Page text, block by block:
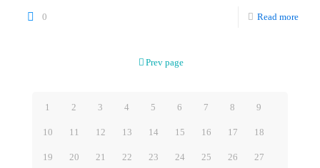
0 Read more
Prev page
1 2 3 4 5 6 7 8 9
10 11 12 13 14 15 16 17 18
19 20 21 22 23 24 25 26 27